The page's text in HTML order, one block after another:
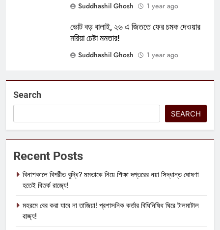
Suddhashil Ghosh
1 year ago
ভোট বড় বালাই, ২৬ এ জিততে ফের চমক দেওয়ার
মরিয়া চেষ্টা মমতার!
Suddhashil Ghosh
1 year ago
Search
SEARCH
Recent Posts
বিনাশকালে বিপরীত বুদ্ধি? মমতাকে নিয়ে শিক্ষা দপ্তরের নয়া সিদ্ধান্ত ঘোষণা
হতেই বিতর্ক রাজ্যে!
মহরমে বের করা যাবে না তাজিয়া! প্রশাসনিক কর্তার বিধিনিষিধ ঘিরে টালমাটাল
রাজ্য!